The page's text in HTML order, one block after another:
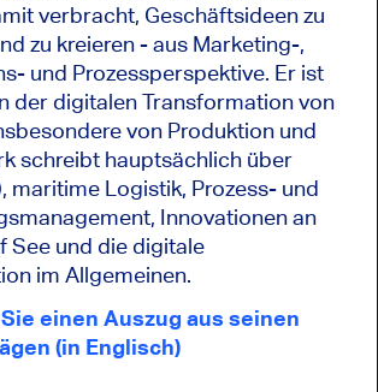
verbracht, Geschäftsideen zu
zu kreieren - aus Marketing-,
und Prozessperspektive. Er ist
der digitalen Transformation von
von Produktion und
schreibt hauptsächlich über
maritime Logistik, Prozess- und
Innovationen an
See und die digitale
im Allgemeinen.
einen Auszug aus seinen
(in Englisch)